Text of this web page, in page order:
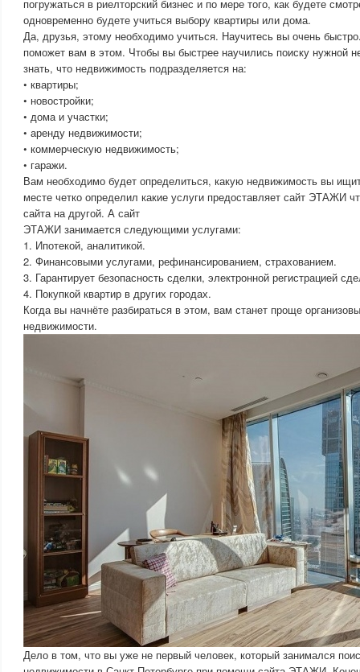
погружаться в риелторский бизнес и по мере того, как будете
одновременно будете учиться выбору квартиры или дома.
Да, друзья, этому необходимо учиться. Научитесь вы очень
поможет вам в этом. Чтобы вы быстрее научились поиску нужной
знать, что недвижимость подразделяется на:
• квартиры;
• новостройки;
• дома и участки;
• аренду недвижимости;
• коммерческую недвижимость;
• гаражи.
Вам необходимо будет определиться, какую недвижимость вы
месте четко определил какие услуги предоставляет сайт ЭТАЖИ
сайта на другой. А сайт
ЭТАЖИ занимается следующими услугами:
1. Ипотекой, аналитикой.
2. Финансовыми услугами, рефинансированием, страхованием.
3. Гарантирует безопасность сделки, электронной регистрацией
4. Покупкой квартир в других городах.
Когда вы начнёте разбираться в этом, вам станет проще
недвижимости.
Дело в том, что вы уже не первый человек, который занимался